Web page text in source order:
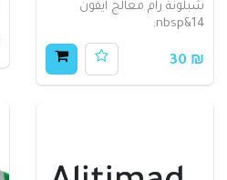
شبلونة رام معالج ايفون
14&nbsp;
₪ 30